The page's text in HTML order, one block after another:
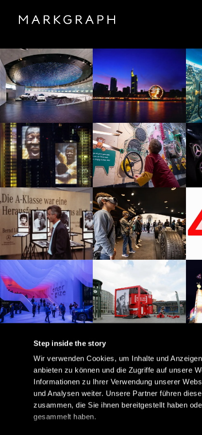
Step inside the story
Wir verwenden Cookies, um Inhalte und
anbieten zu können und die Zugriffe auf unsere
Informationen zu Ihrer Verwendung unserer
und Analysen weiter. Unsere Partner führen
zusammen, die Sie ihnen bereitgestellt haben
gesammelt haben.
FOURTY YEARS IN FOUR